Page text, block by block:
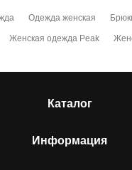
Одежда женская
Женская одежда Peak
Каталог
Информация